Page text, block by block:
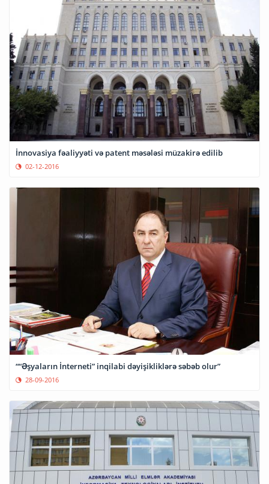
İnnovasiya fəaliyyəti və patent məsələsi müzakirə edilib
02-12-2016
““Əşyaların İnterneti” inqilabi dəyişikliklərə səbəb olur”
28-09-2016